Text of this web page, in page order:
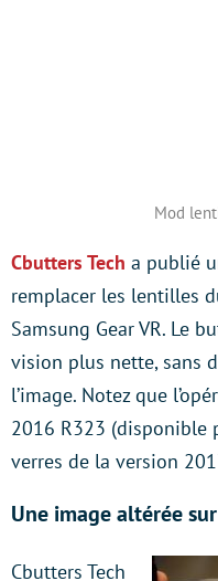
Mod
Cbutters Tech a publié
remplacer les lentilles
Samsung Gear VR. Le
vision plus nette, sans
l’image. Notez que
2016 R323 (disponible
verres de la version
Une image altérée
Cbutters Tech